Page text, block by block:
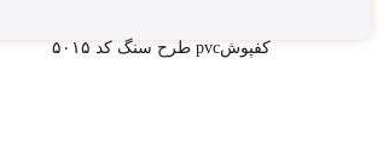
کفپوشpvc طرح سنگ کد ۵۰۱۵